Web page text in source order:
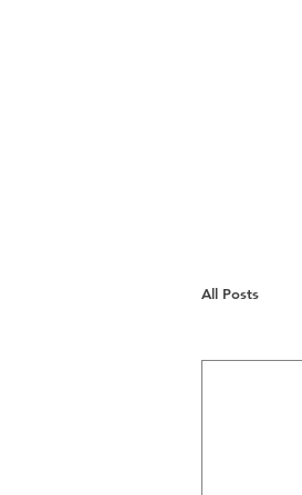
All Posts